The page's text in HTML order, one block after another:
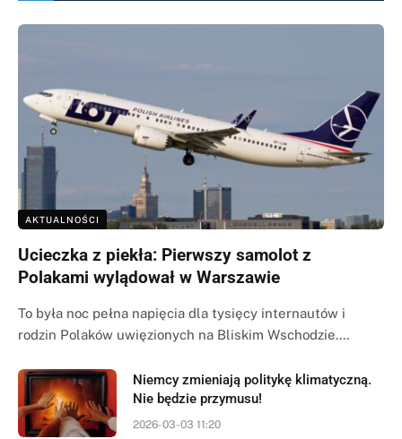
AKTUALNOŚCI
Ucieczka z piekła: Pierwszy samolot z
Polakami wylądował w Warszawie
To była noc pełna napięcia dla tysięcy internautów i
rodzin Polaków uwięzionych na Bliskim Wschodzie.…
Niemcy zmieniają politykę klimatyczną.
Nie będzie przymusu!
2026-03-03 11:20